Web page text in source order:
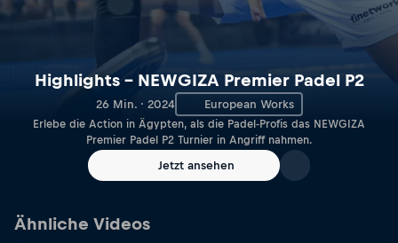
Highlights – NEWGIZA Premier Padel P2
26 Min. · 2024 European Works
Erlebe die Action in Ägypten, als die Padel-Profis das NEWGIZA
Premier Padel P2 Turnier in Angriff nahmen.
Jetzt ansehen
Ähnliche Videos